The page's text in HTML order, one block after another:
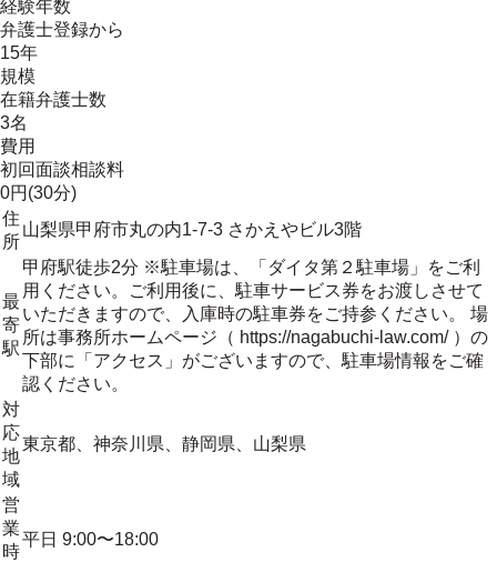
経験年数
弁護士登録から
15年
規模
在籍弁護士数
3名
費用
初回面談相談料
0円(30分)
住
所
山梨県甲府市丸の内1-7-3 さかえやビル3階
最
寄
駅
甲府駅徒歩2分 ※駐車場は、「ダイタ第２駐車場」をご利
用ください。ご利用後に、駐車サービス券をお渡しさせて
いただきますので、入庫時の駐車券をご持参ください。 場
所は事務所ホームページ（ https://nagabuchi-law.com/ ）の
下部に「アクセス」がございますので、駐車場情報をご確
認ください。
対
応
地
域
東京都、神奈川県、静岡県、山梨県
営
業
時
平日 9:00〜18:00